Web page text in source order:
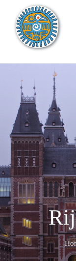
replica rolex air